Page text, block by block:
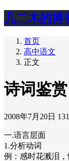
几二木的博
首页
高中语文
正文
诗词鉴赏
2008年7月20日
一.语言层面
1.分析动词
例：感时花溅泪